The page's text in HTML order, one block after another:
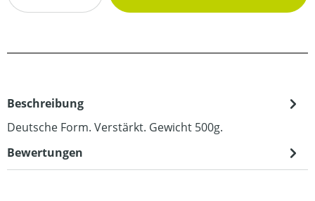
Beschreibung
Deutsche Form. Verstärkt. Gewicht 500g.
Bewertungen